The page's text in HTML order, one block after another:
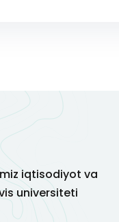
iqtisodiyot va
universiteti